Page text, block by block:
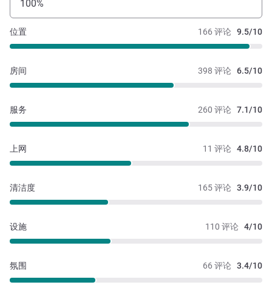
100%
166 评论 9.5/10
位置
398 评论 6.5/10
房间
260 评论 7.1/10
服务
11 评论 4.8/10
上网
165 评论 3.9/10
清洁度
110 评论 4/10
设施
66 评论 3.4/10
氛围